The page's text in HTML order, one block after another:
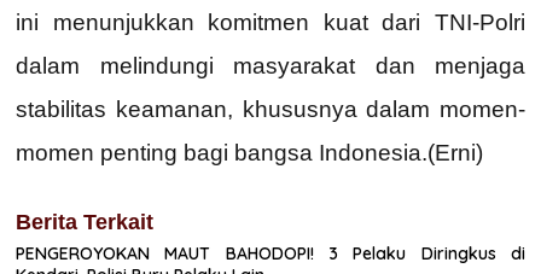
ini menunjukkan komitmen kuat dari TNI-Polri
dalam melindungi masyarakat dan menjaga
stabilitas keamanan, khususnya dalam momen-
momen penting bagi bangsa Indonesia.(Erni)
Berita Terkait
PENGEROYOKAN MAUT BAHODOPI! 3 Pelaku Diringkus di